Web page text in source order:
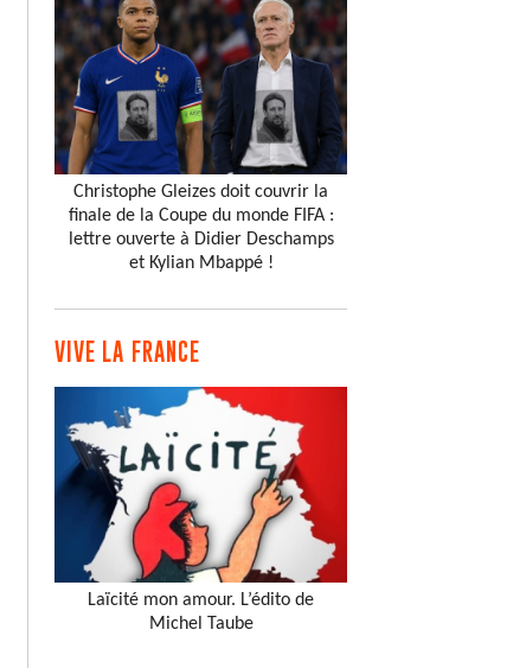
Christophe Gleizes doit couvrir la
finale de la Coupe du monde FIFA :
lettre ouverte à Didier Deschamps
et Kylian Mbappé !
VIVE LA FRANCE
Laïcité mon amour. L’édito de
Michel Taube